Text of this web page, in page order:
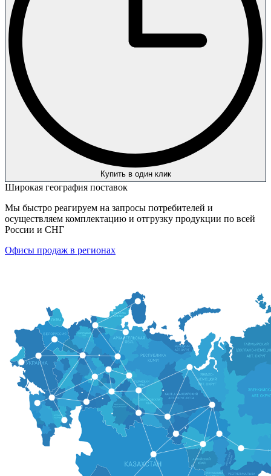
Купить в один клик
Широкая география поставок
Мы быстро реагируем на запросы потребителей и
осуществляем комплектацию и отгрузку продукции по всей
России и СНГ
Офисы продаж в регионах